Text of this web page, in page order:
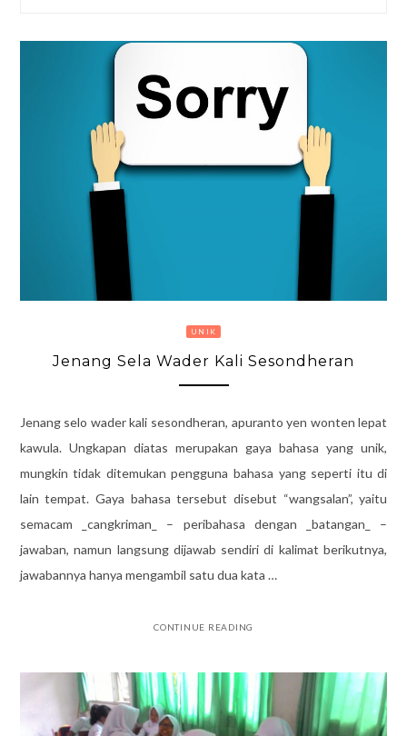
UNIK
Jenang Sela Wader Kali Sesondheran
Jenang selo wader kali sesondheran, apuranto yen wonten lepat
kawula. Ungkapan diatas merupakan gaya bahasa yang unik,
mungkin tidak ditemukan pengguna bahasa yang seperti itu di
lain tempat. Gaya bahasa tersebut disebut “wangsalan”, yaitu
semacam _cangkriman_ – peribahasa dengan _batangan_ –
jawaban, namun langsung dijawab sendiri di kalimat berikutnya,
jawabannya hanya mengambil satu dua kata …
CONTINUE READING